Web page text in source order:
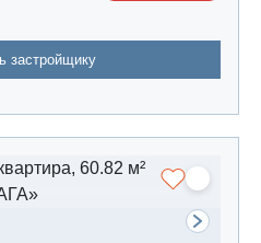
застройщику